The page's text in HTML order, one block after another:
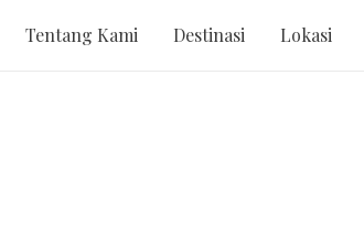
Tentang Kami Destinasi Lokasi